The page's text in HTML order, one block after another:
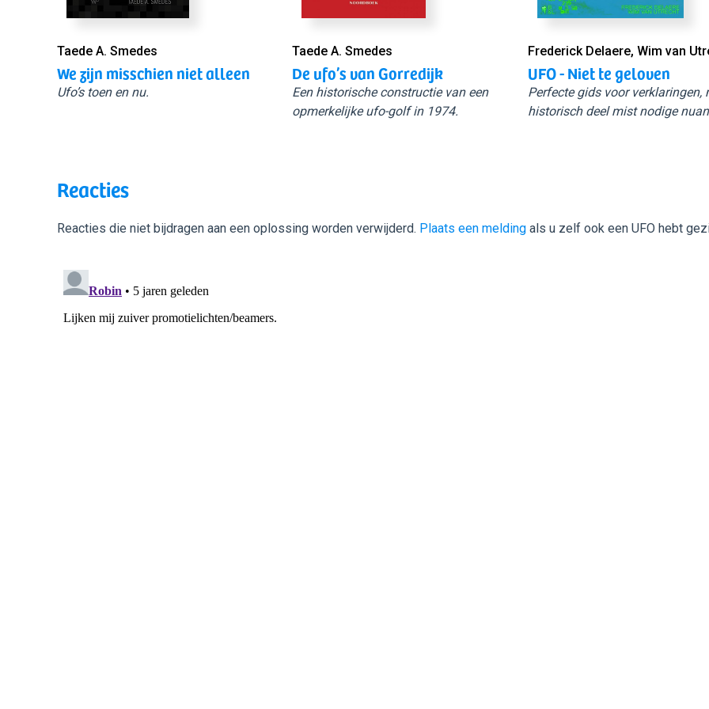
Taede A. Smedes
We zijn misschien niet alleen
Ufo’s toen en nu.
Taede A. Smedes
De ufo’s van Gorredijk
Een historische constructie van een
opmerkelijke ufo-golf in 1974.
Frederick Delaere, Wim van
UFO - Niet te geloven
Perfecte gids voor verklaringen,
historisch deel mist nodige
Reacties
Reacties die niet bijdragen aan een oplossing worden verwijderd. Plaats een melding als u zelf ook een UFO hebt